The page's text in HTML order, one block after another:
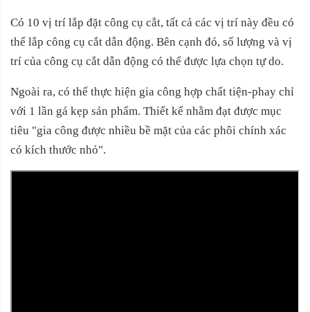
Có 10 vị trí lắp đặt công cụ cắt, tất cả các vị trí này đều có
thể lắp công cụ cắt dẫn động. Bên cạnh đó, số lượng và vị
trí của công cụ cắt dẫn động có thể được lựa chọn tự do.
Ngoài ra, có thể thực hiện gia công hợp chất tiện-phay chỉ
với 1 lần gá kẹp sản phẩm. Thiết kế nhằm đạt được mục
tiêu "gia công được nhiều bề mặt của các phôi chính xác
có kích thước nhỏ".